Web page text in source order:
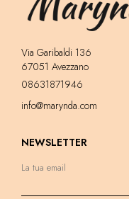
Via Garibaldi 136
67051 Avezzano
08631871946
info@marynda.com
NEWSLETTER